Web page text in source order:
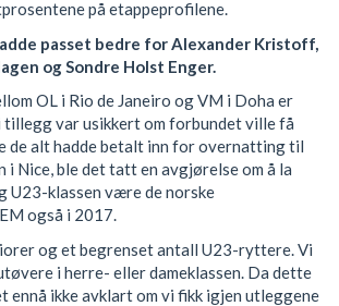
på etappeprofilene.
passet bedre for Alexander Kristoff,
og Sondre Holst Enger.
OL i Rio de Janeiro og VM i Doha er
tillegg var usikkert om forbundet ville få
de alt hadde betalt inn for overnatting til
i Nice, ble det tatt en avgjørelse om å la
U23-klassen være de norske
også i 2017.
og et begrenset antall U23-ryttere. Vi
i herre- eller dameklassen. Da dette
ennå ikke avklart om vi fikk igjen utleggene